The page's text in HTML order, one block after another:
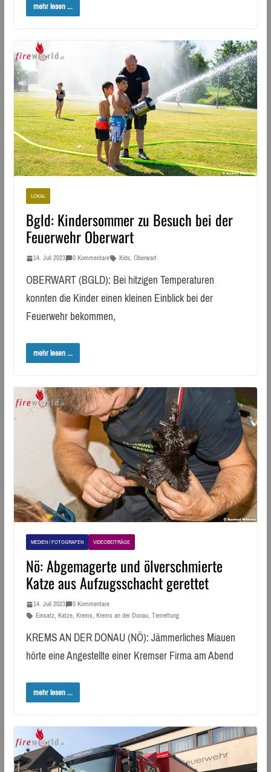
mehr lesen ...
LOKAL
Bgld: Kindersommer zu Besuch bei der
Feuerwehr Oberwart
14. Juli 2023 0 Kommentare Kids, Oberwart
OBERWART (BGLD): Bei hitzigen Temperaturen
konnten die Kinder einen kleinen Einblick bei der
Feuerwehr bekommen,
mehr lesen ...
MEDIEN / FOTOGRAFEN VIDEOBEITRÄGE
Nö: Abgemagerte und ölverschmierte
Katze aus Aufzugsschacht gerettet
14. Juli 2023
0 Kommentare
Einsatz, Katze, Krems, Krems an der Donau, Tierrettung
KREMS AN DER DONAU (NÖ): Jämmerliches Miauen
hörte eine Angestellte einer Kremser Firma am Abend
mehr lesen ...